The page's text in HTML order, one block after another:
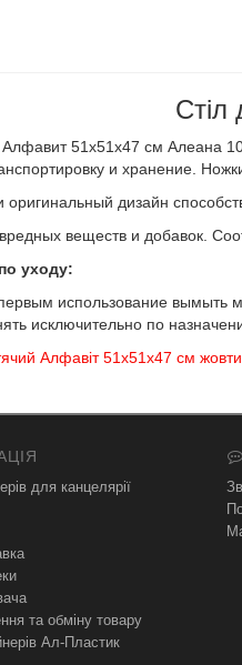
Стіл
Алфавит 51х51х47 см Алеана
и хранение.
оригинальный дизайн
веществ и добавок.
уходу:
использование вымыть
исключительно по
Алфавіт 51х51х47 см
для канцелярії
та обміну товару
Ал-Пластик